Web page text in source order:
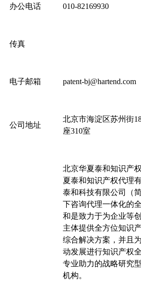
办公电话 010-82169930
传真
电子邮箱 patent-bj@hartend.com
公司地址
北京市海淀区苏州街
座310室
北京华夏泰和知识产
夏泰和知识产权代理
泰和科技有限公司（
下咨询代理一体化的
和是致力于为企业等
主体提供全方位知识
综合解决方案，并且
动发展进行知识产权
专业助力的战略研究
机构。